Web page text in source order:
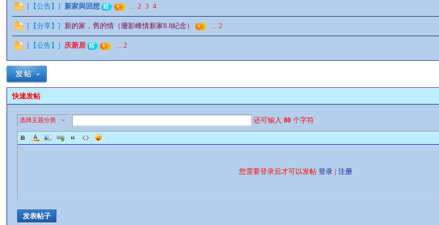
[ 【公告】] 新家與回想 ... 2 3 4
[ 【分享】] 新的家，舊的情（珊影峰情新家8.8紀念） ... 2
[ 【公告】] 庆新居 ... 2
快速发帖
选择主题分类 还可输入80 个字符
您需要登录后才可以发帖登录 |注册
发表帖子